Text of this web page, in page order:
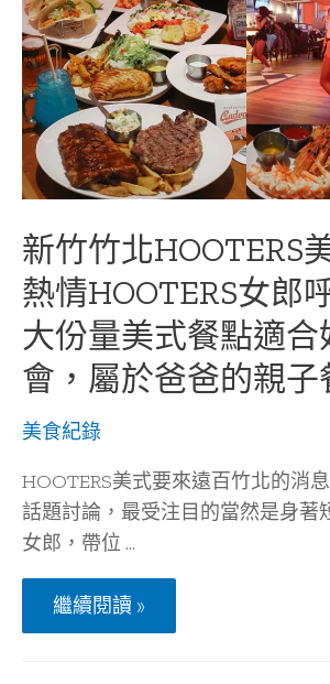
新竹竹北HOOTERS
熱情HOOTERS女郎
大份量美式餐點適合
會，屬於爸爸的親子
美食紀錄
HOOTERS美式要來遠百竹北的消
話題討論，最受注目的當然是身著
女郎，帶位 …
新
竹
竹
繼續閱讀 »